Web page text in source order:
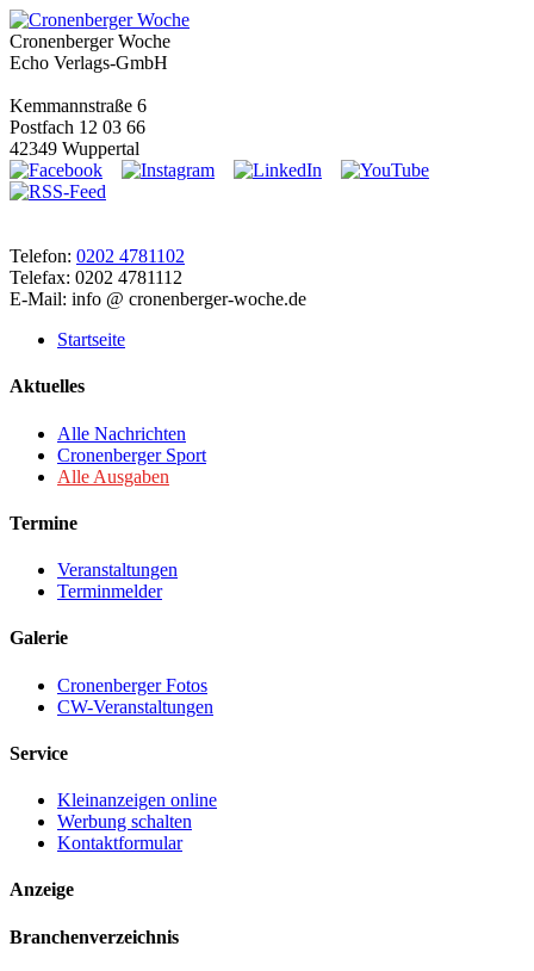
Cronenberger Woche
Echo Verlags-GmbH
Kemmannstraße 6
Postfach 12 03 66
42349 Wuppertal
Telefon: 0202 4781102
Telefax: 0202 4781112
E-Mail: info @ cronenberger-woche.de
Startseite
Aktuelles
Alle Nachrichten
Cronenberger Sport
Alle Ausgaben
Termine
Veranstaltungen
Terminmelder
Galerie
Cronenberger Fotos
CW-Veranstaltungen
Service
Kleinanzeigen online
Werbung schalten
Kontaktformular
Anzeige
Branchenverzeichnis